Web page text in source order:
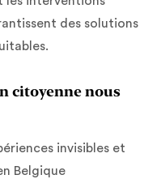
des solutions
citoyenne nous
invisibles et
Belgique